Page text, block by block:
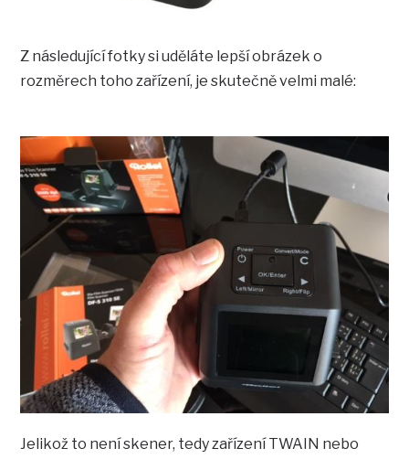
Z následující fotky si uděláte lepší obrázek o
rozměrech toho zařízení, je skutečně velmi malé:
Jelikož to není skener, tedy zařízení TWAIN nebo